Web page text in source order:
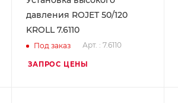
давления ROJET 50/120
KROLL 7.6110
Под заказ Арт. : 7.6110
ЗАПРОС ЦЕНЫ